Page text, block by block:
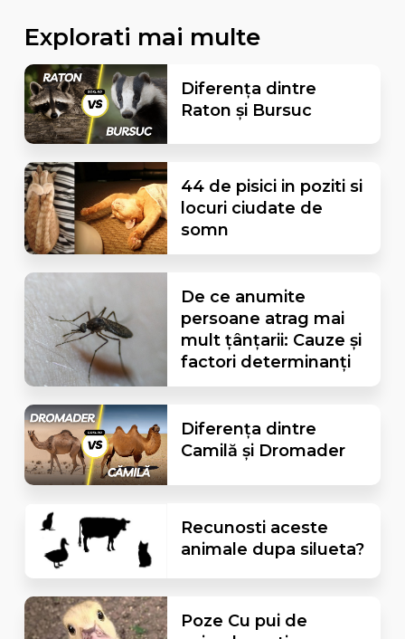
Explorati mai multe
Diferența dintre
Raton și Bursuc
44 de pisici in poziti si
locuri ciudate de
somn
De ce anumite
persoane atrag mai
mult țânțarii: Cauze și
factori determinanți
Diferența dintre
Camilă și Dromader
Recunosti aceste
animale dupa silueta?
Poze Cu pui de